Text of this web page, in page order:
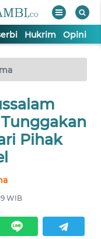
Hukrim Opini
Pihak
WIB